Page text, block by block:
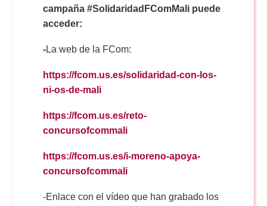
campaña #SolidaridadFComMali puede
acceder:
-La web de la FCom:
https://fcom.us.es/solidaridad-con-los-
ni-os-de-mali
https://fcom.us.es/reto-
concursofcommali
https://fcom.us.es/i-moreno-apoya-
concursofcommali
-Enlace con el vídeo que han grabado los